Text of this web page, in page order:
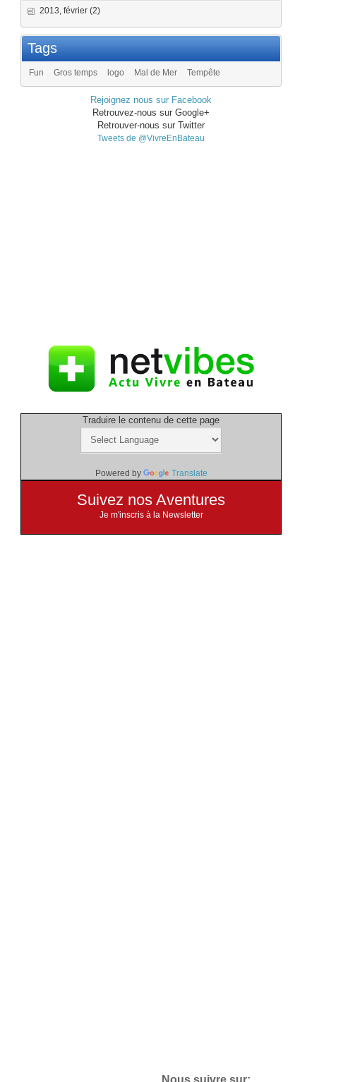
2013, février (2)
Tags
Fun Gros temps logo Mal de Mer Tempête
Rejoignez nous sur Facebook
Retrouvez-nous sur Google+
Retrouver-nous sur Twitter
Tweets de @VivreEnBateau
Traduire le contenu de cette page
Powered by Translate
Suivez nos Aventures
Je m'inscris à la Newsletter
Nous suivre sur: